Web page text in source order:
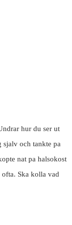
hur du ser ut
och tankte pa
nat pa halsokost
Ska kolla vad